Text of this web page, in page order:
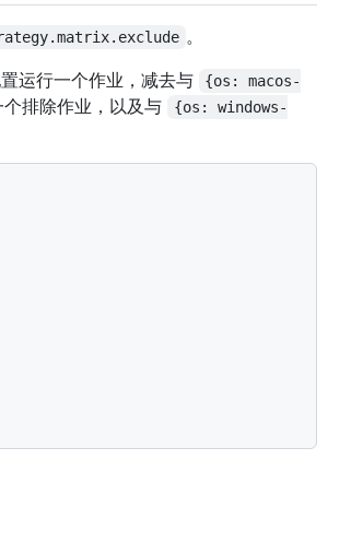
。
运行一个作业，减去与
{os: macos-
个排除作业，以及与
{os: windows-